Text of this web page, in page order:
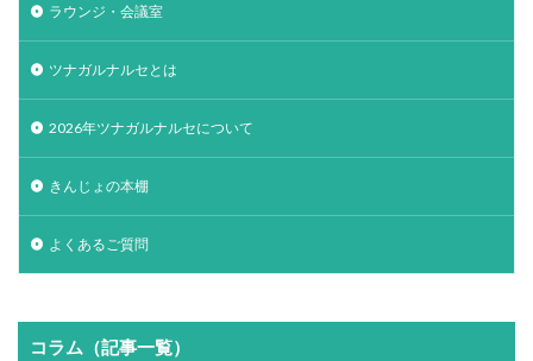
ラウンジ・会議室
ツナガルナルセとは
2026年ツナガルナルセについて
きんじょの本棚
よくあるご質問
コラム（記事一覧）